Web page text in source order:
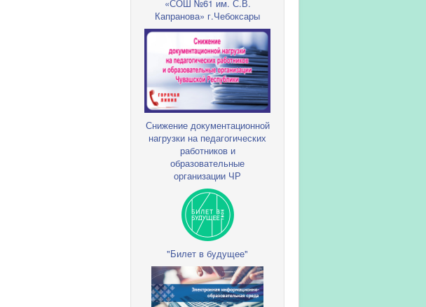
«СОШ №61 им. С.В.
Капранова» г.Чебоксары
Снижение документационной
нагрузки на педагогических
работников и
образовательные
организации ЧР
"Билет в будущее"